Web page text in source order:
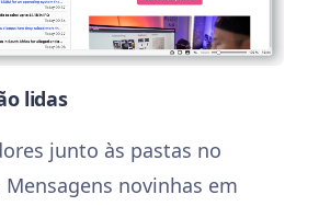
lidas
junto às pastas no
novinhas em